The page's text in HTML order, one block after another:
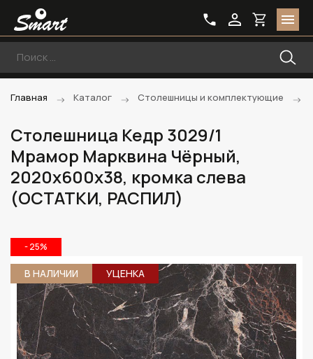
Главная Каталог Столешницы и комплектующие
Столешница Кедр 3029/1
Мрамор Марквина Чёрный,
2020х600х38, кромка слева
(ОСТАТКИ, РАСПИЛ)
- 25%
В НАЛИЧИИ УЦЕНКА